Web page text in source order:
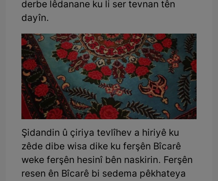
derbe lêdanane ku li ser tevnan tên
dayîn.
Şidandin û çiriya tevlîhev a hiriyê ku
zêde dibe wisa dike ku ferşên Bîcarê
weke ferşên hesinî bên naskirin. Ferşên
resen ên Bîcarê bi sedema pêkhateya